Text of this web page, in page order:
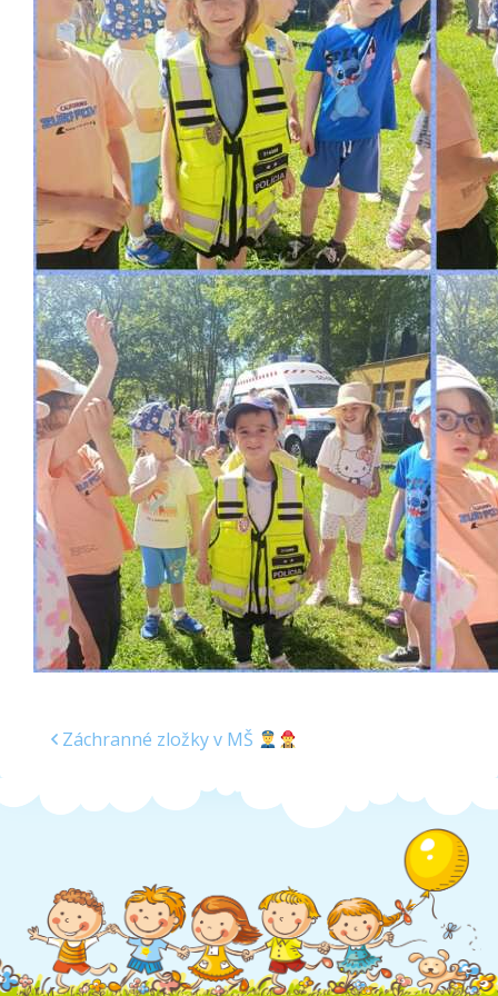
Školská jedáleň
Jedálny lístok
Kontakt
Ochrana osobných
údajov – GDPR
Vzdelávanie
zamestnancov
Záchranné zložky v MŠ